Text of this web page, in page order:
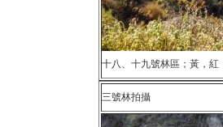
十八、十九號林區；黃，紅
三號林拍攝